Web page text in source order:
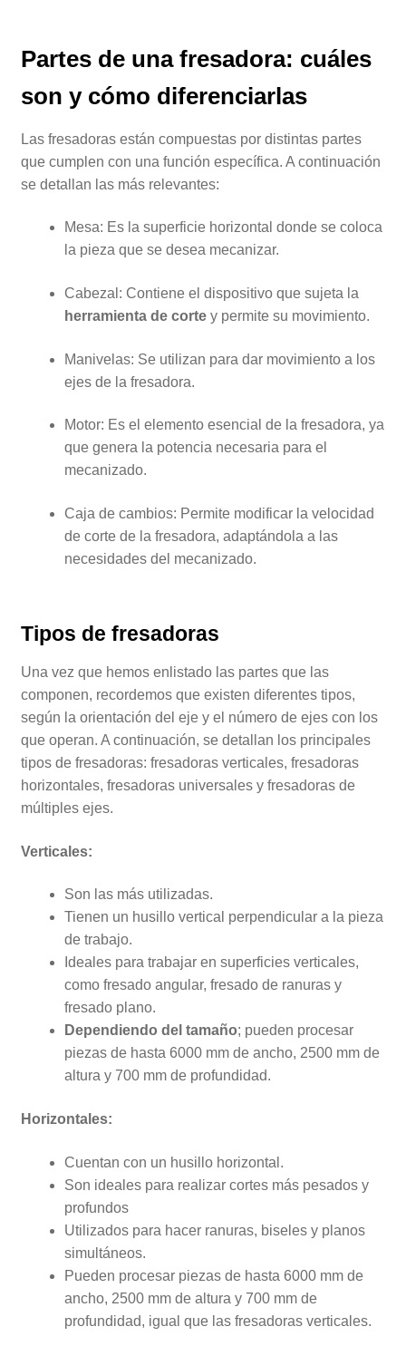
Partes de una fresadora: cuáles
son y cómo diferenciarlas
Las fresadoras están compuestas por distintas partes
que cumplen con una función específica. A continuación
se detallan las más relevantes:
Mesa: Es la superficie horizontal donde se coloca
la pieza que se desea mecanizar.
Cabezal: Contiene el dispositivo que sujeta la
herramienta de cortey permite su movimiento.
Manivelas: Se utilizan para dar movimiento a los
ejes de la fresadora.
Motor: Es el elemento esencial de la fresadora, ya
que genera la potencia necesaria para el
mecanizado.
Caja de cambios: Permite modificar la velocidad
de corte de la fresadora, adaptándola a las
necesidades del mecanizado.
Tipos de fresadoras
Una vez que hemos enlistado las partes que las
componen, recordemos que existen diferentes tipos,
según la orientación del eje y el número de ejes con los
que operan. A continuación, se detallan los principales
tipos de fresadoras: fresadoras verticales, fresadoras
horizontales, fresadoras universales y fresadoras de
múltiples ejes.
Verticales:
Son las más utilizadas.
Tienen un husillo vertical perpendicular a la pieza
de trabajo.
Ideales para trabajar en superficies verticales,
como fresado angular, fresado de ranuras y
fresado plano.
Dependiendo del tamaño; pueden procesar
piezas de hasta 6000 mm de ancho, 2500 mm de
altura y 700 mm de profundidad.
Horizontales:
Cuentan con un husillo horizontal.
Son ideales para realizar cortes más pesados y
profundos
Utilizados para hacer ranuras, biseles y planos
simultáneos.
Pueden procesar piezas de hasta 6000 mm de
ancho, 2500 mm de altura y 700 mm de
profundidad, igual que las fresadoras verticales.